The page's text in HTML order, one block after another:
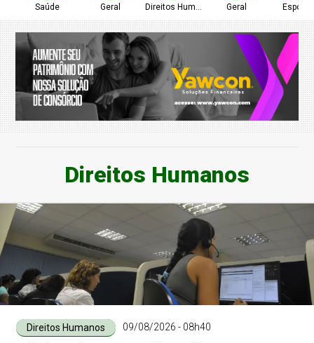
Saúde Geral Direitos Humanos Geral
Direitos Humanos
Direitos Humanos 09/08/2026 - 08h40